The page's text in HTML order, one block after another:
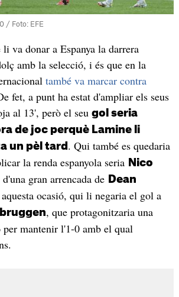
/ Foto: EFE
va donar a Espanya la darrera
amb la selecció, i és que en la
també va marcar contra
fet, a punt ha estat d'ampliar els seus
al 13', però el seu gol seria
de joc perquè Lamine li
un pèl tard . Qui també es quedaria
la renda espanyola seria Nico
d'una gran arrencada de Dean
ocasió, qui li negaria el gol a
, que protagonitzaria una
mantenir l'1-0 amb el qual